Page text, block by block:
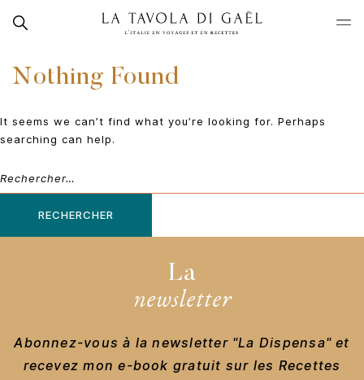
di
Rechercher
Nothing Found
It seems we can’t find what you’re looking for. Perhaps
searching can help.
Rechercher :
La
newsletter
Abonnez-vous à la newsletter "La Dispensa" et
recevez mon e-book gratuit sur les Recettes